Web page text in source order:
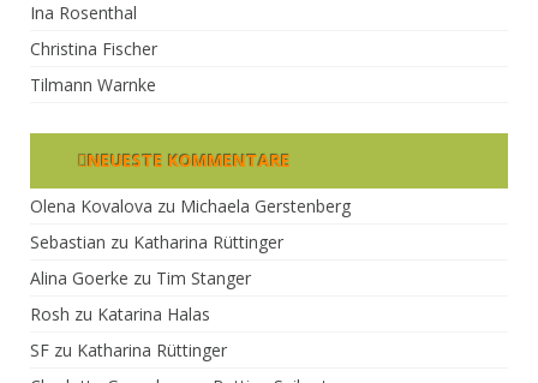
Ina Rosenthal
Christina Fischer
Tilmann Warnke
NEUESTE KOMMENTARE
Olena Kovalova zu Michaela Gerstenberg
Sebastian zu Katharina Rüttinger
Alina Goerke zu Tim Stanger
Rosh zu Katarina Halas
SF zu Katharina Rüttinger